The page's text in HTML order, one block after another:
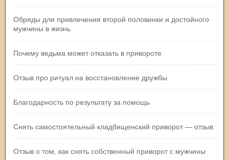
Обряды для привлечения второй половинки и достойного
мужчины в жизнь
Почему ведьма может отказать в привороте
Отзыв про ритуал на восстановление дружбы
Благодарность по результату за помощь
Снять самостоятельный кладбищенский приворот — отзыв
Отзыв о том, как снять собственный приворот с мужчины